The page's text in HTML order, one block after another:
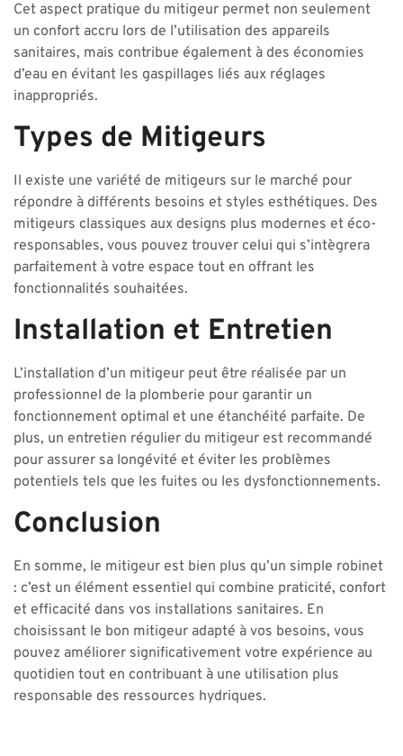
Cet aspect pratique du mitigeur permet non seulement
un confort accru lors de l’utilisation des appareils
sanitaires, mais contribue également à des économies
d’eau en évitant les gaspillages liés aux réglages
inappropriés.
Types de Mitigeurs
Il existe une variété de mitigeurs sur le marché pour
répondre à différents besoins et styles esthétiques. Des
mitigeurs classiques aux designs plus modernes et éco-
responsables, vous pouvez trouver celui qui s’intègrera
parfaitement à votre espace tout en offrant les
fonctionnalités souhaitées.
Installation et Entretien
L’installation d’un mitigeur peut être réalisée par un
professionnel de la plomberie pour garantir un
fonctionnement optimal et une étanchéité parfaite. De
plus, un entretien régulier du mitigeur est recommandé
pour assurer sa longévité et éviter les problèmes
potentiels tels que les fuites ou les dysfonctionnements.
Conclusion
En somme, le mitigeur est bien plus qu’un simple robinet
: c’est un élément essentiel qui combine praticité, confort
et efficacité dans vos installations sanitaires. En
choisissant le bon mitigeur adapté à vos besoins, vous
pouvez améliorer significativement votre expérience au
quotidien tout en contribuant à une utilisation plus
responsable des ressources hydriques.